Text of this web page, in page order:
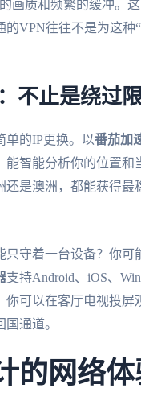
画质和频繁的缓冲。
VPN往往不是为这种
不止是绕过
单的IP更换。以番茄加
智能分析你的位置
是澳洲，都能获得
守着一台设备？你可
支持Android、iOS、
可以在客厅电视投
通道。
的网络体